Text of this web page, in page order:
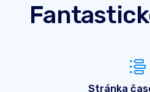
Stránka